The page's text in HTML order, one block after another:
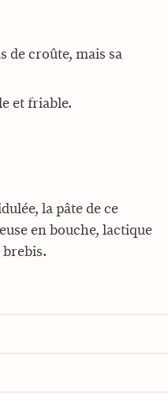
de croûte, mais sa
et friable.
la pâte de ce
en bouche, lactique
brebis.